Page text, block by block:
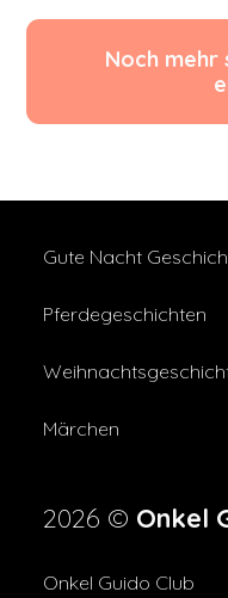
Noch mehr
Gute Nacht
Pferdegeschichten
Märchen
2026 © Onkel
Onkel Guido Club